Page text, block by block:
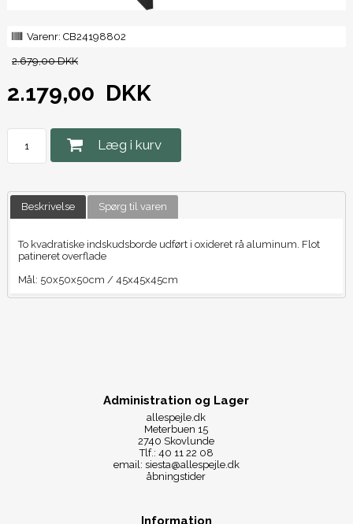
Varenr: CB24198802
2.679,00 DKK
2.179,00 DKK
Læg i kurv
Beskrivelse Spørg til varen
To kvadratiske indskudsborde udført i oxideret rå aluminum. Flot
patineret overflade
Mål: 50x50x50cm / 45x45x45cm
Administration og Lager
allespejle.dk
Meterbuen 15
2740 Skovlunde
Tlf.: 40 11 22 08
email: siesta@allespejle.dk
åbningstider